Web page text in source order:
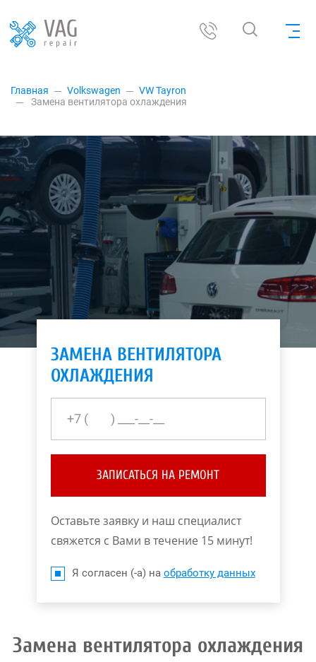
Главная Volkswagen
VW Tayron
Замена вентилятора охлаждения
ЗАМЕНА ВЕНТИЛЯТОРА
ОХЛАЖДЕНИЯ
ЗАПИСАТЬСЯ НА РЕМОНТ
Оставьте заявку и наш специалист
свяжется с Вами в течение 15 минут!
Я согласен (-а) на обработку данных
Замена вентилятора охлаждения